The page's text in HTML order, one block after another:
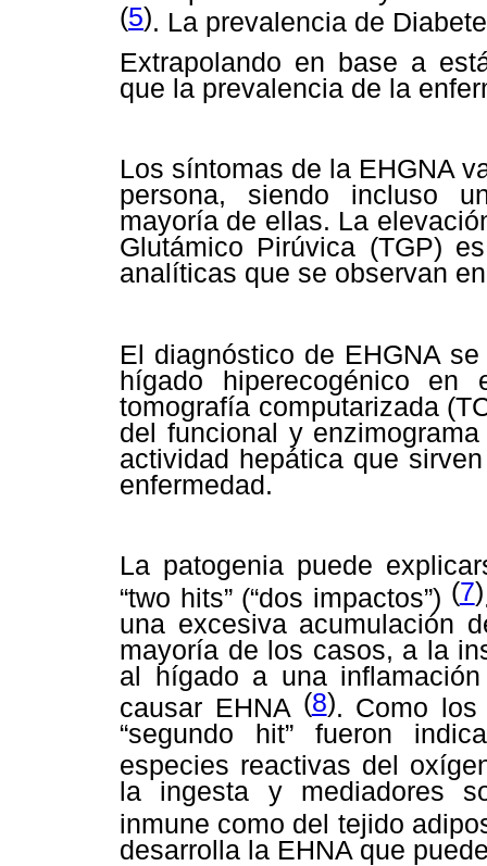
(5). La prevalencia de
Extrapolando en base a
que la prevalencia de la
Los síntomas de la EHGNA
persona, siendo incluso
mayoría de ellas. La
Glutámico Pirúvica (TGP)
analíticas que se observan
El diagnóstico de EHGNA
hígado hiperecogénico
tomografía computarizada
del funcional y
actividad hepática que
enfermedad.
La patogenia puede
“two hits” (“dos impactos”) (7)
una excesiva acumulación
mayoría de los casos, a la
al hígado a una
causar EHNA (8). Como los
“segundo hit” fueron
especies reactivas del
la ingesta y mediadores
inmune como del tejido
desarrolla la EHNA que